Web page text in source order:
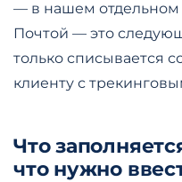
— в нашем отдельном
Почтой — это
только списывается
клиенту с
Что
что нужно